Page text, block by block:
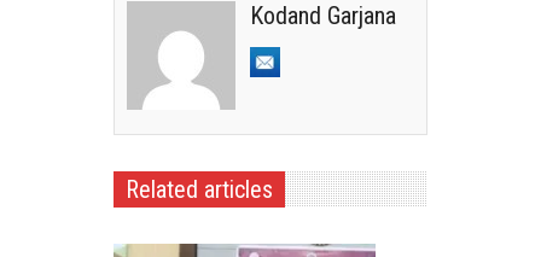
Kodand Garjana
Related articles